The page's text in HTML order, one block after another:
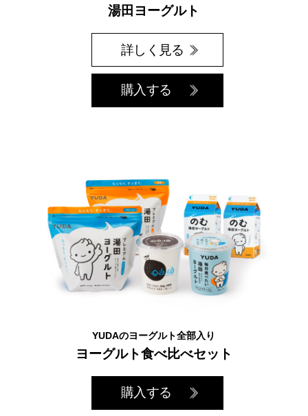
湯田ヨーグルト
詳しく見る
購入する
YUDAのヨーグルト全部入り
ヨーグルト食べ比べセット
購入する